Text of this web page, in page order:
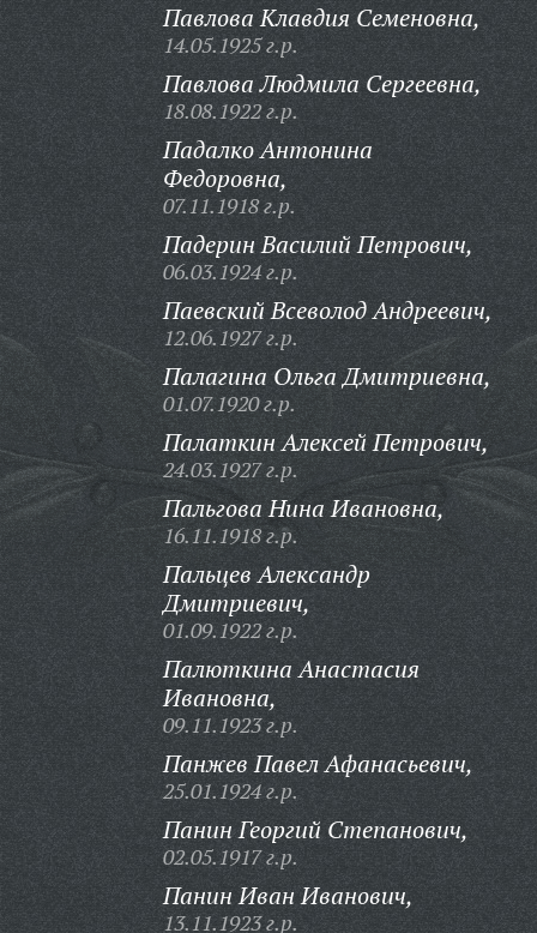
Павлова Клавдия Семеновна,
14.05.1925 г.р.
Павлова Людмила Сергеевна,
18.08.1922 г.р.
Падалко Антонина
Федоровна,
07.11.1918 г.р.
Падерин Василий Петрович,
06.03.1924 г.р.
Паевский Всеволод Андреевич,
12.06.1927 г.р.
Палагина Ольга Дмитриевна,
01.07.1920 г.р.
Палаткин Алексей Петрович,
24.03.1927 г.р.
Пальгова Нина Ивановна,
16.11.1918 г.р.
Пальцев Александр
Дмитриевич,
01.09.1922 г.р.
Палюткина Анастасия
Ивановна,
09.11.1923 г.р.
Панжев Павел Афанасьевич,
25.01.1924 г.р.
Панин Георгий Степанович,
02.05.1917 г.р.
Панин Иван Иванович,
13.11.1923 г.р.